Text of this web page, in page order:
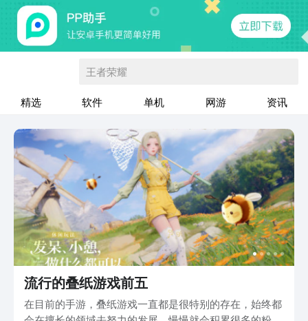
王者荣耀
精选 软件 单机 网游 资讯
流行的叠纸游戏前五
在目前的手游，叠纸游戏一直都是很特别的存在，始终都